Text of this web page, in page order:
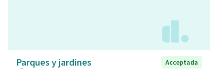
Parques y jardines
Acceptada